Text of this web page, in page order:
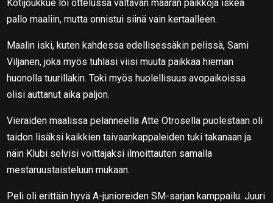
Kotijoukkue loi ottelussa valtavan määrän paikkoja iskeä
pallo maaliin, mutta onnistui siinä vain kertaalleen.
Maalin iski, kuten kahdessa edellisessäkin pelissä, Sami
Viljanen, joka myös tuhlasi viisi muuta paikkaa hieman
huonolla tuurillakin. Toki myös huolellisuus avopaikoissa
olisi auttanut aika paljon.
Vieraiden maalissa pelanneella Atte Otrosella puolestaan oli
taidon lisäksi kaikkien taivaankappaleiden tuki takanaan ja
näin Klubi selvisi voittajaksi ilmoittauten samalla
mestaruustaisteluun mukaan.
Peli oli erittäin hyvä A-junioreiden SM-sarjan kamppailu. Juuri